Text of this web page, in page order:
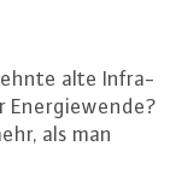
alte In­fra­
En­er­gie­wen­de?
als man